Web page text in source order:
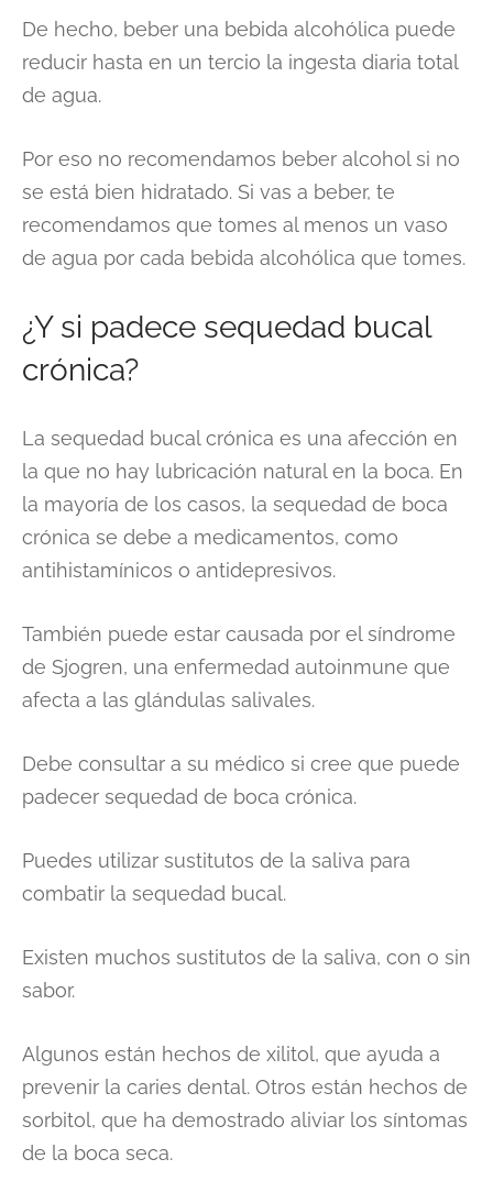
De hecho, beber una bebida alcohólica puede
reducir hasta en un tercio la ingesta diaria total
de agua.
Por eso no recomendamos beber alcohol si no
se está bien hidratado. Si vas a beber, te
recomendamos que tomes al menos un vaso
de agua por cada bebida alcohólica que tomes.
¿Y si padece sequedad bucal
crónica?
La sequedad bucal crónica es una afección en
la que no hay lubricación natural en la boca. En
la mayoría de los casos, la sequedad de boca
crónica se debe a medicamentos, como
antihistamínicos o antidepresivos.
También puede estar causada por el síndrome
de Sjogren, una enfermedad autoinmune que
afecta a las glándulas salivales.
Debe consultar a su médico si cree que puede
padecer sequedad de boca crónica.
Puedes utilizar sustitutos de la saliva para
combatir la sequedad bucal.
Existen muchos sustitutos de la saliva, con o sin
sabor.
Algunos están hechos de xilitol, que ayuda a
prevenir la caries dental. Otros están hechos de
sorbitol, que ha demostrado aliviar los síntomas
de la boca seca.